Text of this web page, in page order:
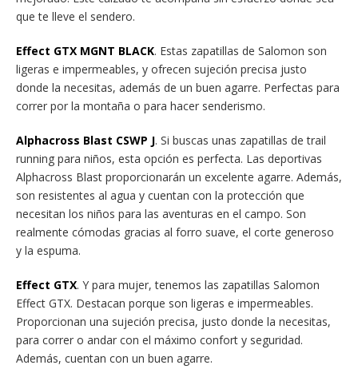
que te lleve el sendero.
Effect GTX MGNT BLACK. Estas zapatillas de Salomon son
ligeras e impermeables, y ofrecen sujeción precisa justo
donde la necesitas, además de un buen agarre. Perfectas para
correr por la montaña o para hacer senderismo.
Alphacross Blast CSWP J. Si buscas unas zapatillas de trail
running para niños, esta opción es perfecta. Las deportivas
Alphacross Blast proporcionarán un excelente agarre. Además,
son resistentes al agua y cuentan con la protección que
necesitan los niños para las aventuras en el campo. Son
realmente cómodas gracias al forro suave, el corte generoso
y la espuma.
Effect GTX. Y para mujer, tenemos las zapatillas Salomon
Effect GTX. Destacan porque son ligeras e impermeables.
Proporcionan una sujeción precisa, justo donde la necesitas,
para correr o andar con el máximo confort y seguridad.
Además, cuentan con un buen agarre.